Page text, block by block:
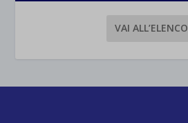
VAI ALL’ELENCO